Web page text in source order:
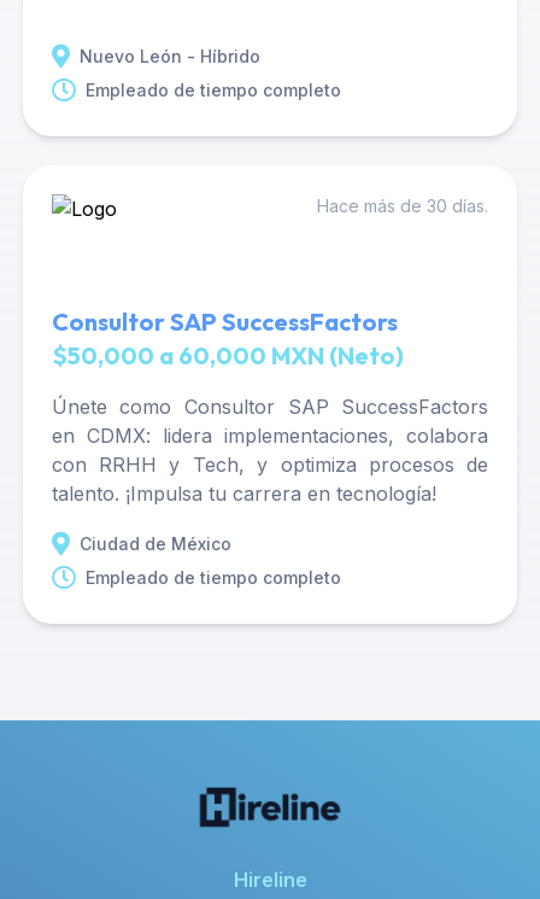
Nuevo León - Híbrido
Empleado de tiempo completo
Hace más de 30 días.
Consultor SAP SuccessFactors
$50,000 a 60,000 MXN (Neto)
Únete como Consultor SAP SuccessFactors
en CDMX: lidera implementaciones, colabora
con RRHH y Tech, y optimiza procesos de
talento. ¡Impulsa tu carrera en tecnología!
Ciudad de México
Empleado de tiempo completo
Hireline